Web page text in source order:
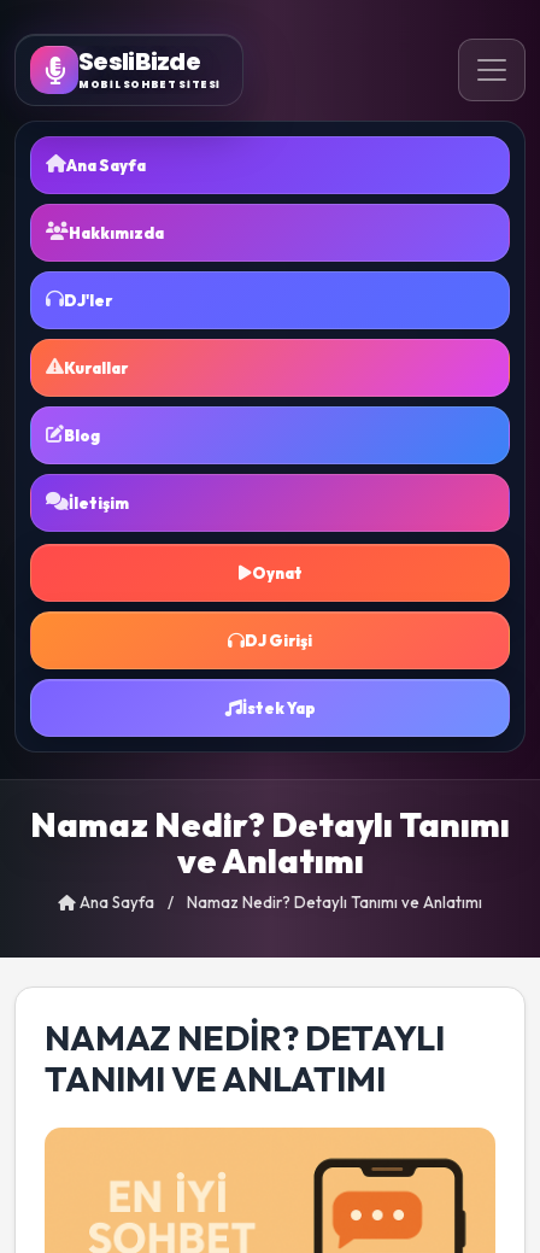
SesliBizde
MOBİL SOHBET SİTESİ
Ana Sayfa
Hakkımızda
DJ'ler
Kurallar
Blog
İletişim
Oynat
DJ Girişi
İstek Yap
Namaz Nedir? Detaylı Tanımı
ve Anlatımı
Ana Sayfa / Namaz Nedir? Detaylı Tanımı ve Anlatımı
NAMAZ NEDIR? DETAYLI
TANIMI VE ANLATIMI